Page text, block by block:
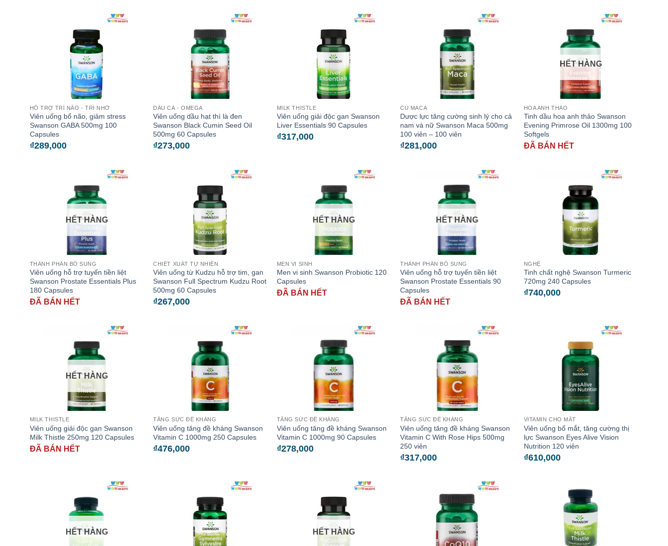
HỖ TRỢ TRÍ NÃO - TRÍ NHỚ
Viên uống bổ não, giảm stress
Swanson GABA 500mg 100
Capsules
₫289,000
DẦU CÁ - OMEGA
Viên uống dầu hạt thì là đen
Swanson Black Cumin Seed Oil
500mg 60 Capsules
₫273,000
MILK THISTLE
Viên uống giải độc gan Swanson
Liver Essentials 90 Capsules
₫317,000
CỦ MACA
Dược lực tăng cường sinh lý cho cả
nam và nữ Swanson Maca 500mg
100 viên – 100 viên
₫281,000
HẾT HÀNG
HOA ANH THẢO
Tinh dầu hoa anh thảo Swanson
Evening Primrose Oil 1300mg 100
Softgels
ĐÃ BÁN HẾT
HẾT HÀNG
THÀNH PHẦN BỔ SUNG
Viên uống hỗ trợ tuyến tiền liệt
Swanson Prostate Essentials Plus
180 Capsules
ĐÃ BÁN HẾT
CHIẾT XUẤT TỰ NHIÊN
Viên uống từ Kudzu hỗ trợ tim, gan
Swanson Full Spectrum Kudzu Root
500mg 60 Capsules
₫267,000
HẾT HÀNG
MEN VI SINH
Men vi sinh Swanson Probiotic 120
Capsules
ĐÃ BÁN HẾT
HẾT HÀNG
THÀNH PHẦN BỔ SUNG
Viên uống hỗ trợ tuyến tiền liệt
Swanson Prostate Essentials 90
Capsules
ĐÃ BÁN HẾT
NGHỆ
Tinh chất nghệ Swanson Turmeric
720mg 240 Capsules
₫740,000
HẾT HÀNG
MILK THISTLE
Viên uống giải độc gan Swanson
Milk Thistle 250mg 120 Capsules
ĐÃ BÁN HẾT
TĂNG SỨC ĐỀ KHÁNG
Viên uống tăng đề kháng Swanson
Vitamin C 1000mg 250 Capsules
₫476,000
TĂNG SỨC ĐỀ KHÁNG
Viên uống tăng đề kháng Swanson
Vitamin C 1000mg 90 Capsules
₫278,000
TĂNG SỨC ĐỀ KHÁNG
Viên uống tăng đề kháng Swanson
Vitamin C With Rose Hips 500mg
250 viên
₫317,000
VITAMIN CHO MẮT
Viên uống bổ mắt, tăng cường thị
lực Swanson Eyes Alive Vision
Nutrition 120 viên
₫610,000
HẾT HÀNG HẾT HÀNG